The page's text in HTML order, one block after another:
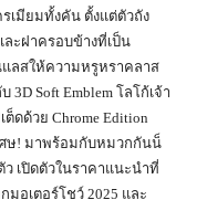
เมียมทั้งคัน ตั้งแต่ตัวถัง
ะฝาครอบข้างที่เป็น
ลสให้ความหรูหราคลาส
Soft Emblem โลโก้เจ้า
ดด้วย Chrome Edition
ศษ! มาพร้อมกับหมวกกันน็
ว เปิดตัวในราคาแนะนำที่
มอเตอร์โชว์ 2025 และ